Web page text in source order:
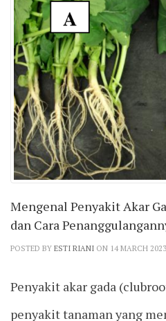
Mengenal Penyakit Akar
dan Cara
POSTED BY ESTI RIANI ON 14 MARCH 2023
Penyakit akar gada
penyakit tanaman yang